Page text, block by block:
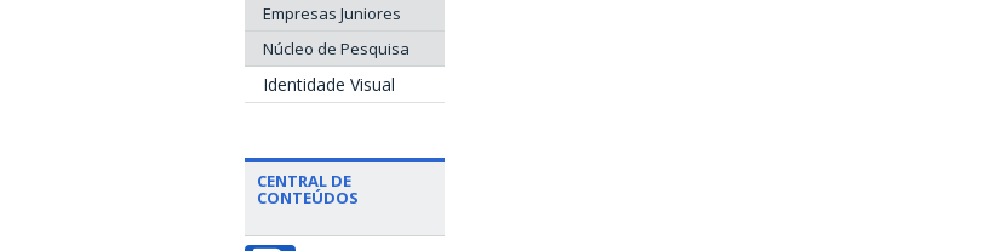
Empresas Juniores
Núcleo de Pesquisa
Identidade Visual
CENTRAL DE
CONTEÚDOS